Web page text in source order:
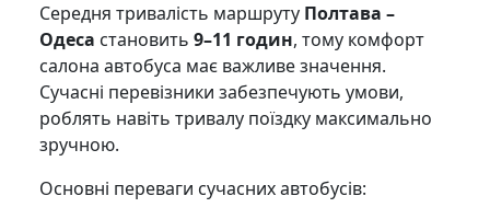
Середня тривалість маршруту Полтава –
Одеса становить 9–11 годин, тому комфорт
салона автобуса має важливе значення.
Сучасні перевізники забезпечують умови,
роблять навіть тривалу поїздку максимально
зручною.
Основні переваги сучасних автобусів: